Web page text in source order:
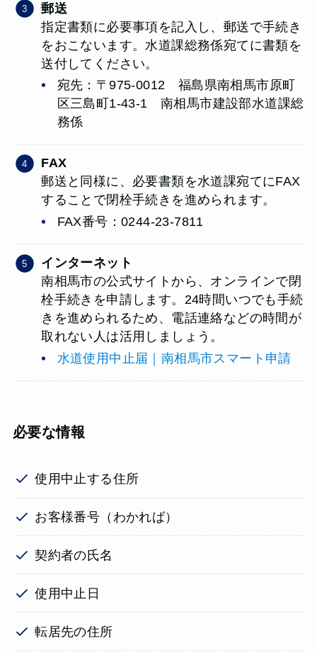
郵送
指定書類に必要事項を記入し、郵送で手続き
をおこないます。水道課総務係宛てに書類を
送付してください。
宛先：〒975-0012 福島県南相馬市原町
区三島町1-43-1 南相馬市建設部水道課総
務係
FAX
郵送と同様に、必要書類を水道課宛てにFAX
することで閉栓手続きを進められます。
FAX番号：0244-23-7811
インターネット
南相馬市の公式サイトから、オンラインで閉
栓手続きを申請します。24時間いつでも手続
きを進められるため、電話連絡などの時間が
取れない人は活用しましょう。
水道使用中止届｜南相馬市スマート申請
必要な情報
使用中止する住所
お客様番号（わかれば）
契約者の氏名
使用中止日
転居先の住所